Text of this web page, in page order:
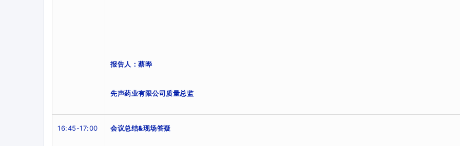
报告人：蔡晔
先声药业有限公司质量总监
16:45-17:00 会议总结&现场答疑